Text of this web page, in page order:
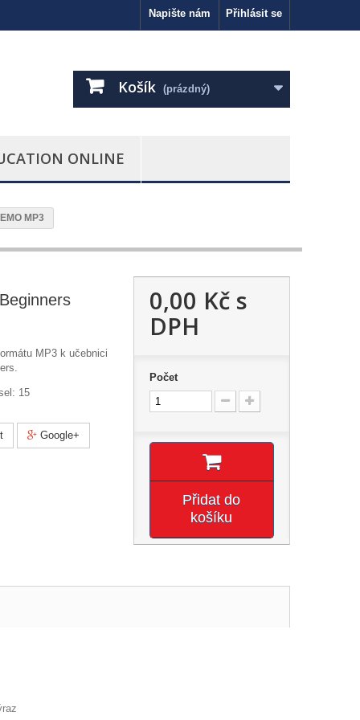
Přihlásit se
Napište nám
Košík (prázdný)
ONLINE
MP3
MP3 k učebnici
15
Google+
0,00 Kčs
DPH
Počet
Přidat do
košíku